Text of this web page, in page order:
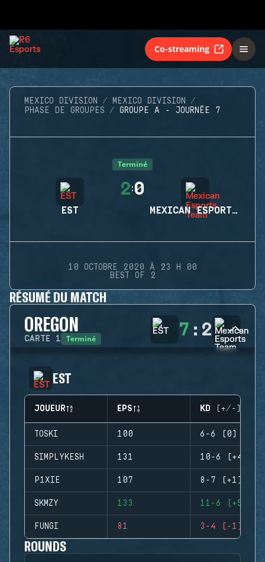
Co-streaming
MEXICO DIVISION
MEXICO DIVISION
PHASE DE GROUPES
GROUPE A - JOURNÉE 7
Terminé
EST
2:0
MEXICAN ESPORTS TEAM
10 OCTOBRE 2020 À 23 H 00
BEST OF 2
RÉSUMÉ DU MATCH
OREGON
CARTE 1 Terminé 7 : 2
EST
JOUEUR EPS KD (+/-)
TOSKI 100 6-6 (0)
SIMPLYKESH 131 10-6 (+4)
P1XIE 107 8-7 (+1)
SKMZY 133 11-6 (+5)
FUNGI 81 3-4 (-1)
ROUNDS